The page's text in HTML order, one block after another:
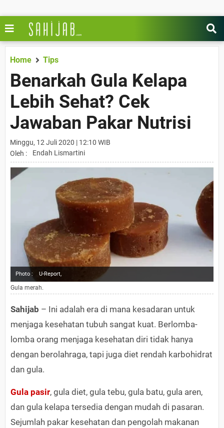
Home Tips
Benarkah Gula Kelapa
Lebih Sehat? Cek
Jawaban Pakar Nutrisi
Minggu, 12 Juli 2020 | 12:10 WIB
Oleh :
Endah Lismartini
Photo : U-Report,
Gula merah.
Sahijab – Ini adalah era di mana kesadaran untuk
menjaga kesehatan tubuh sangat kuat. Berlomba-
lomba orang menjaga kesehatan diri tidak hanya
dengan berolahraga, tapi juga diet rendah karbohidrat
dan gula.
Gula pasir, gula diet, gula tebu, gula batu, gula aren,
dan gula kelapa tersedia dengan mudah di pasaran.
Sejumlah pakar kesehatan dan pengolah makanan